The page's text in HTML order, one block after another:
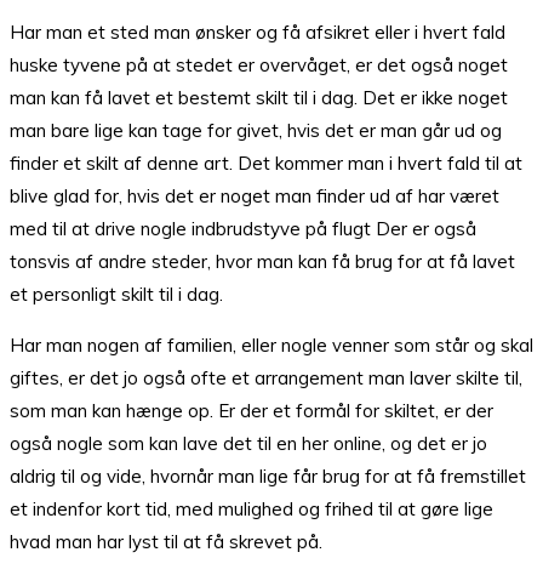
Har man et sted man ønsker og få afsikret eller i hvert fald
huske tyvene på at stedet er overvåget, er det også noget
man kan få lavet et bestemt skilt til i dag. Det er ikke noget
man bare lige kan tage for givet, hvis det er man går ud og
finder et skilt af denne art. Det kommer man i hvert fald til at
blive glad for, hvis det er noget man finder ud af har været
med til at drive nogle indbrudstyve på flugt Der er også
tonsvis af andre steder, hvor man kan få brug for at få lavet
et personligt skilt til i dag.
Har man nogen af familien, eller nogle venner som står og skal
giftes, er det jo også ofte et arrangement man laver skilte til,
som man kan hænge op. Er der et formål for skiltet, er der
også nogle som kan lave det til en her online, og det er jo
aldrig til og vide, hvornår man lige får brug for at få fremstillet
et indenfor kort tid, med mulighed og frihed til at gøre lige
hvad man har lyst til at få skrevet på.